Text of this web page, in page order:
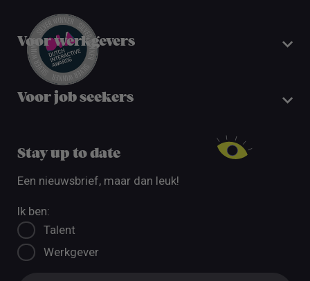
Voor werkgevers
Voor job seekers
Stay up to date
Een nieuwsbrief, maar dan leuk!
Ik ben:
Talent
Werkgever